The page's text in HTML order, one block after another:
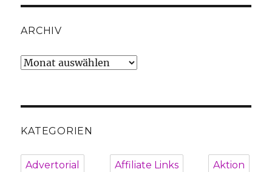
ARCHIV
Archiv
KATEGORIEN
Advertorial Affiliate Links Aktion